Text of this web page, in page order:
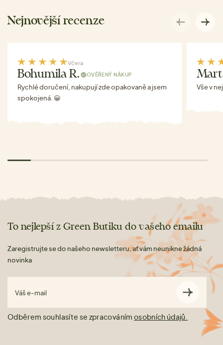
Nejnovější recenze
Včera
Bohumila R. OVĚŘENÝ NÁKUP
Rychlé doručení, nakupují zde opakovaně a jsem
spokojená. 😀
Vše v
To nejlepší z Green Butiku do vašeho emailu
Zaregistrujte se do našeho newsletteru, ať vám neunikne žádná
novinka
Váš e-mail
Odběrem souhlasíte se zpracováním osobních údajů.